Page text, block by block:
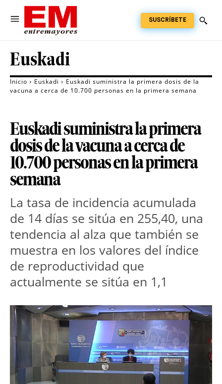
SUSCRÍBETE
Euskadi
Inicio Euskadi
Euskadi suministra la primera dosis de la
vacuna a cerca de 10.700 personas en la primera semana
Euskadi suministra la primera
dosis de la vacuna a cerca de
10.700 personas en la primera
semana
La tasa de incidencia acumulada
de 14 días se sitúa en 255,40, una
tendencia al alza que también se
muestra en los valores del índice
de reproductividad que
actualmente se sitúa en 1,1